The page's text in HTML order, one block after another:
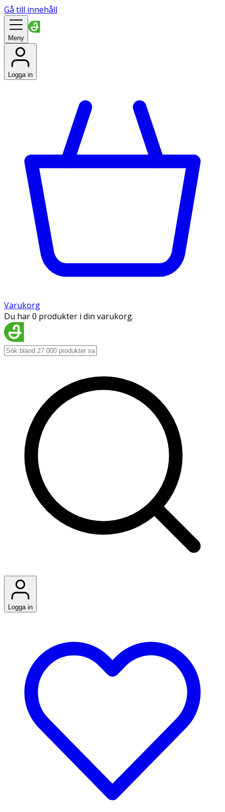
Gå till innehåll
Meny
Logga in
Varukorg
Du har 0 produkter i din varukorg.
Logga in